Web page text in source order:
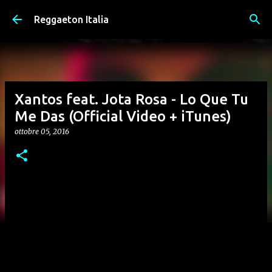
Passa ai contenuti principali
Reggaeton Italia
Xantos feat. Jota Rosa - Lo Que Tu
Me Das (Official Video + iTunes)
ottobre 05, 2016